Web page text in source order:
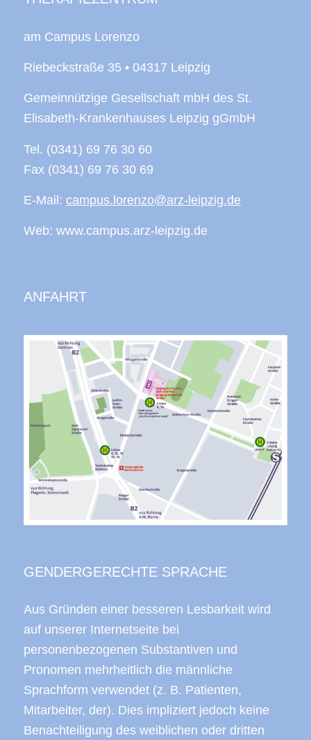
am Campus Lorenzo
Riebeckstraße 35 • 04317 Leipzig
Gemeinnützige Gesellschaft mbH des St.
Elisabeth-Krankenhauses Leipzig gGmbH
Tel. (0341) 69 76 30 60
Fax (0341) 69 76 30 69
E-Mail: campus.lorenzo@arz-leipzig.de
Web: www.campus.arz-leipzig.de
ANFAHRT
GENDERGERECHTE SPRACHE
Aus Gründen einer besseren Lesbarkeit wird
auf unserer Internetseite bei
personenbezogenen Substantiven und
Pronomen mehrheitlich die männliche
Sprachform verwendet (z. B. Patienten,
Mitarbeiter, der). Dies impliziert jedoch keine
Benachteiligung des weiblichen oder dritten